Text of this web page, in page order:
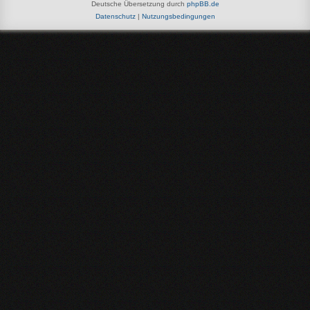
Deutsche Übersetzung durch phpBB.de
Datenschutz| Nutzungsbedingungen